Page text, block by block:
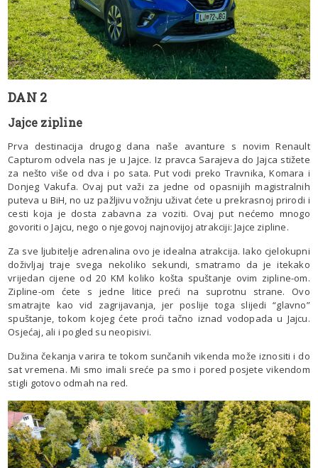
DAN 2
Jajce zipline
Prva destinacija drugog dana naše avanture s novim Renault
Capturom odvela nas je u Jajce. Iz pravca Sarajeva do Jajca stižete
za nešto više od dva i po sata. Put vodi preko Travnika, Komara i
Donjeg Vakufa. Ovaj put važi za jedne od opasnijih magistralnih
puteva u BiH, no uz pažljivu vožnju uživat ćete u prekrasnoj prirodi i
cesti koja je dosta zabavna za voziti. Ovaj put nećemo mnogo
govoriti o Jajcu, nego o njegovoj najnovijoj atrakciji: Jajce zipline.
Za sve ljubitelje adrenalina ovo je idealna atrakcija. Iako cjelokupni
doživljaj traje svega nekoliko sekundi, smatramo da je itekako
vrijedan cijene od 20 KM koliko košta spuštanje ovim zipline-om.
Zipline-om ćete s jedne litice preći na suprotnu strane. Ovo
smatrajte kao vid zagrijavanja, jer poslije toga slijedi “glavno”
spuštanje, tokom kojeg ćete proći tačno iznad vodopada u Jajcu.
Osjećaj, ali i pogled su neopisivi.
Dužina čekanja varira te tokom sunčanih vikenda može iznositi i do
sat vremena. Mi smo imali sreće pa smo i pored posjete vikendom
stigli gotovo odmah na red.